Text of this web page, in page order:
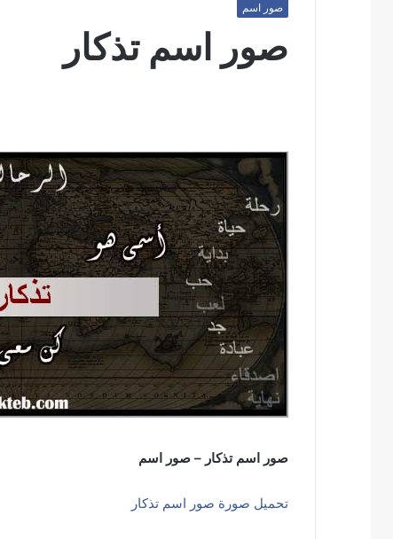
صور اسم
صور اسم تذكار
صور اسم تذكار – صور اسم
تحميل صورة صور اسم تذكار